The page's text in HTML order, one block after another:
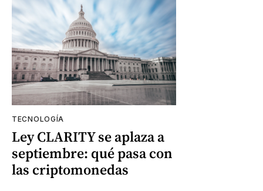
TECNOLOGÍA
Ley CLARITY se aplaza a
septiembre: qué pasa con
las criptomonedas